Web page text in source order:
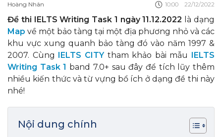
Hoàng Nhân 10:00 22/12/2022
Đề thi IELTS Writing Task 1 ngày 11.12.2022 là dạng
Map về một bảo tàng tại một địa phương nhỏ và các
khu vực xung quanh bảo tàng đó vào năm 1997 &
2007. Cùng IELTS CITYtham khảo bài mẫu IELTS
Writing Task 1 band 7.0+ sau đây để tích lũy thêm
nhiều kiến thức và từ vựng bổ ích ở dạng đề thi này
nhé!
Nội dung chính